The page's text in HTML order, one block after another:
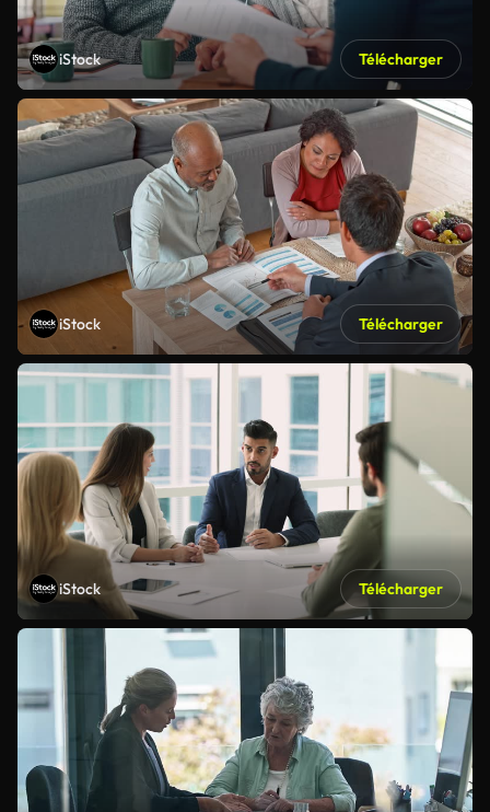
iStock Télécharger
iStock Télécharger
iStock Télécharger